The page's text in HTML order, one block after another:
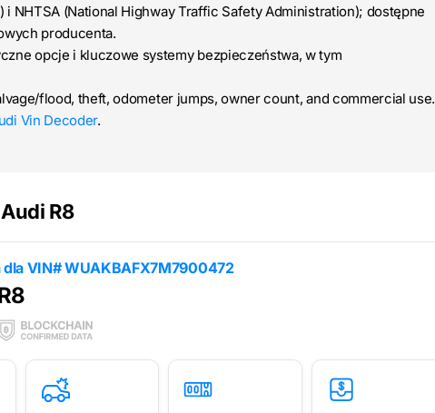
NHTSA (National Highway Traffic Safety Administration); dostępne
producenta.
opcje i kluczowe systemy bezpieczeństwa, w tym
flood, theft, odometer jumps, owner count, and commercial use.
Vin Decoder.
R8
VIN# WUAKBAFX7M7900472